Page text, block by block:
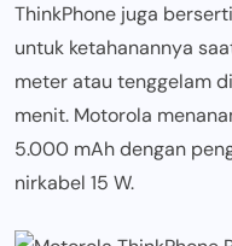
ThinkPhone juga
untuk ketahanannya
meter atau tenggelam
menit. Motorola
5.000 mAh dengan
nirkabel 15 W.